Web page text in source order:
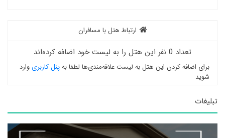
ارتباط هتل با مسافران
تعداد 0 نفر این هتل را به لیست خود اضافه کرده‌اند
برای اضافه کردن این هتل به لیست علاقه‌مندی‌ها لطفا بهپنل کاربری وارد
شوید
تبلیغات